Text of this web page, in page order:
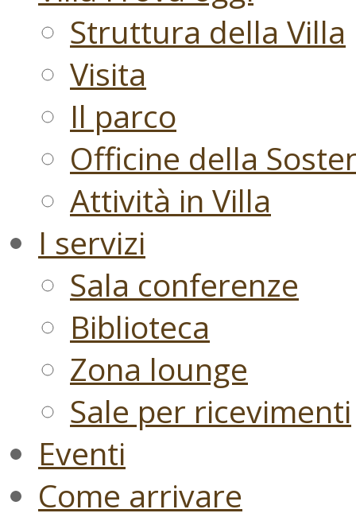
Struttura della Villa
Visita
Il parco
Officine della
Attività in Villa
I servizi
Sala conferenze
Biblioteca
Zona lounge
Sale per ricevimenti
Eventi
Come arrivare